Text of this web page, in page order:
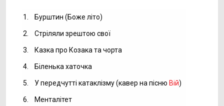
1. Бурштин (Боже літо)
2. Стріляли зрештою свої
3. Казка про Козака та чорта
4. Біленька хаточка
5. У передчутті катаклізму (кавер на пісню Вій)
6. Менталітет